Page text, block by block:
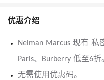
优惠介绍
Neiman Marcus 现有 私
Paris、Burberry 低至6折
无需使用优惠码。